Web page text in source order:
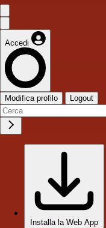
Accedi
Modifica profilo Logout
Installa la Web App